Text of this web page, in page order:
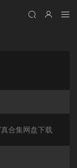
合集网盘下载